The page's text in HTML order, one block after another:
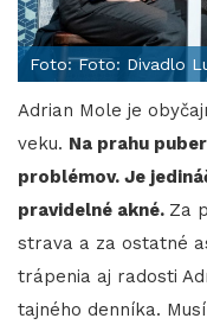
Foto: Foto: Divadlo
Adrian Mole je
veku. Na prahu
problémov. Je
pravidelné akné. Za
strava a za ostatné
trápenia aj radosti
tajného denníka.